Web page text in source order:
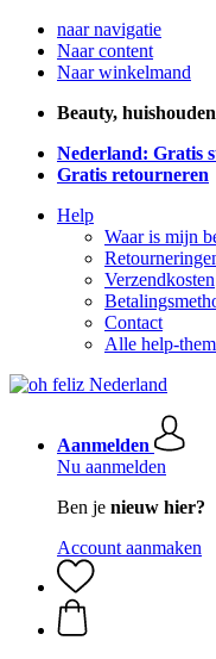
naar navigatie
Naar content
Naar winkelmand
Beauty,
Nederland: Gratis
Gratis retourneren
Help
Waar is mijn
Verzendkosten
Contact
Alle help-
Aanmelden
Nu aanmelden
Ben je nieuw hier?
Account aanmaken